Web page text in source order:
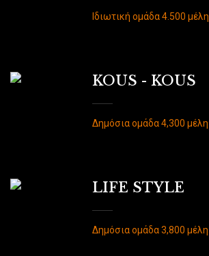
Ιδιωτική ομάδα 4.500 μέλη
KOUS - KOUS
Δημόσια ομάδα 4,300 μέλη
LIFE STYLE
Δημόσια ομάδα 3,800 μέλη